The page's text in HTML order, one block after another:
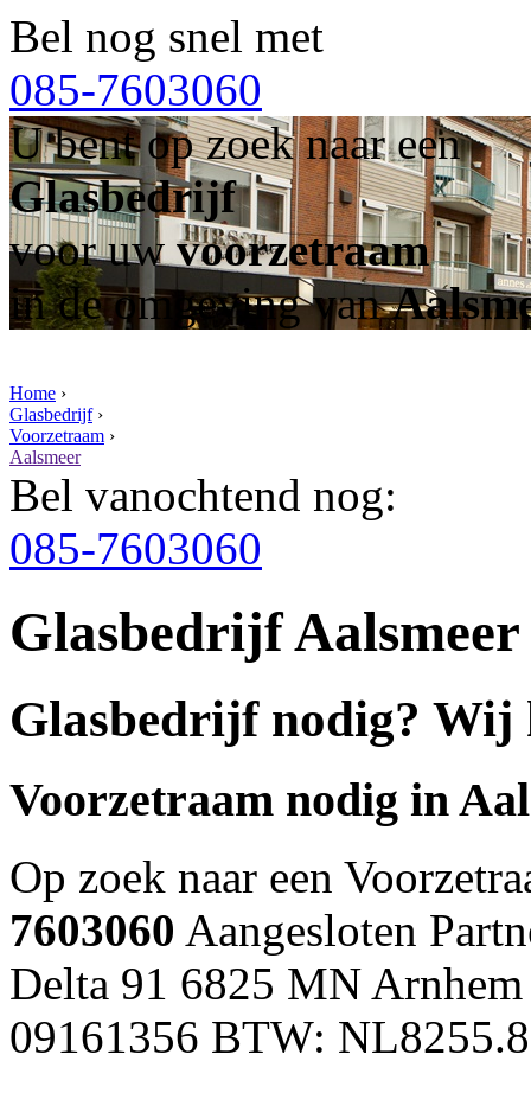
Bel nog snel met
085-7603060
U bent op zoek naar een
Glasbedrijf
voor uwvoorzetraam
in de omgeving van
Home ›
Glasbedrijf›
Voorzetraam ›
Aalsmeer
Bel vanochtend nog:
085-7603060
Glasbedrijf Aalsmeer
Glasbedrijf nodig? Wij
Voorzetraam nodig in
Op zoek naar een
7603060 Aangesloten
Delta 91 6825 MN
09161356 BTW: